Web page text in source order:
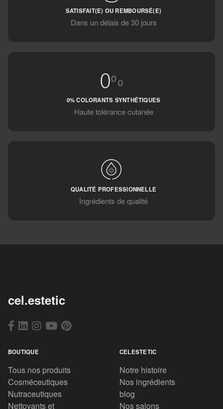
SATISFAIT(E) OU REMBOURSÉ(E)
Dans un délais de 30 jours
0% COLORANTS SYNTHÉTIQUES
Haute tolérance cutanée
QUALITÉ PROFESSIONNELLE
Ingrédients de qualité
cel.estetic
BOUTIQUE
Tous nos produits
Cosméceutiques
Nutraceutiques
Nettoyants et
CELESTETIC
Notre histoire
Nos ingrédients
blog
Nos salons